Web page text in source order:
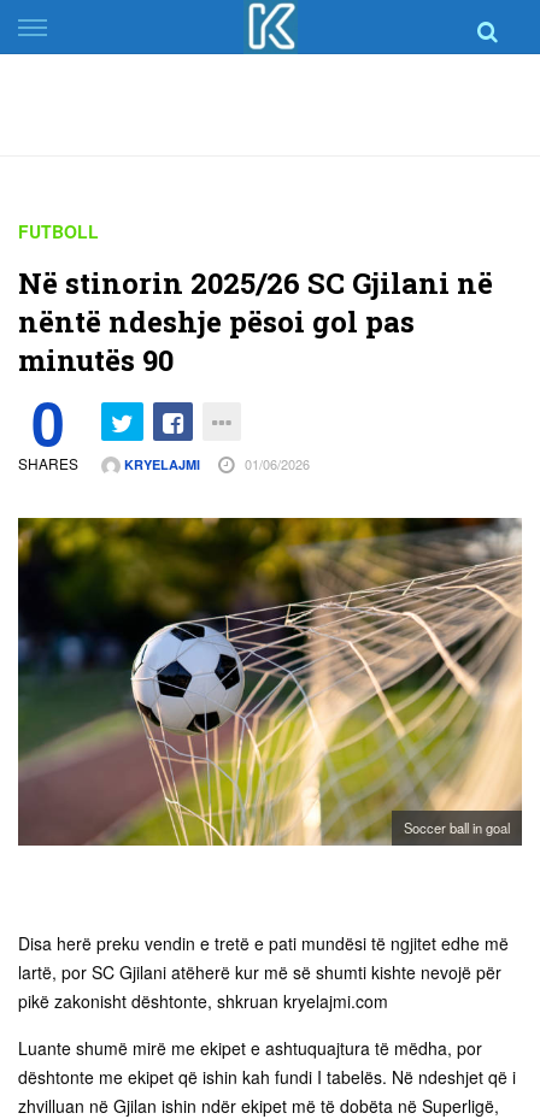
Skip
to
FUTBOLL
Në stinorin 2025/26 SC Gjilani në
nëntë ndeshje pësoi gol pas
minutës 90
0
SHARES KRYELAJMI 01/06/2026
Soccer ball in goal
Disa herë preku vendin e tretë e pati mundësi të ngjitet edhe më
lartë, por SC Gjilani atëherë kur më së shumti kishte nevojë për
pikë zakonisht dështonte, shkruan kryelajmi.com
Luante shumë mirë me ekipet e ashtuquajtura të mëdha, por
dështonte me ekipet që ishin kah fundi I tabelës. Në ndeshjet që i
zhvilluan në Gjilan ishin ndër ekipet më të dobëta në Superligë,